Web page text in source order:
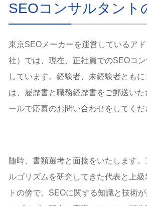
SEOコンサルタント
東京SEOメーカーを運営しているア
社）では、現在、正社員でのSEOコ
しています。経験者、未経験者とも
は、履歴書と職務経歴書をご郵送いた
ールで応募のお問い合わせをしてくだ
随時、書類選考と面接をいたします
ルゴリズムを研究してきた代表と上
トの傍で、SEOに関する知識と技術